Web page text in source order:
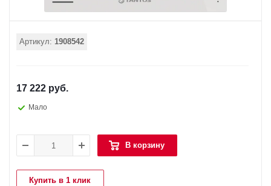
Артикул: 1908542
17 222 руб.
Мало
В корзину
Купить в 1 клик